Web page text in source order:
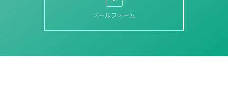
メールフォーム